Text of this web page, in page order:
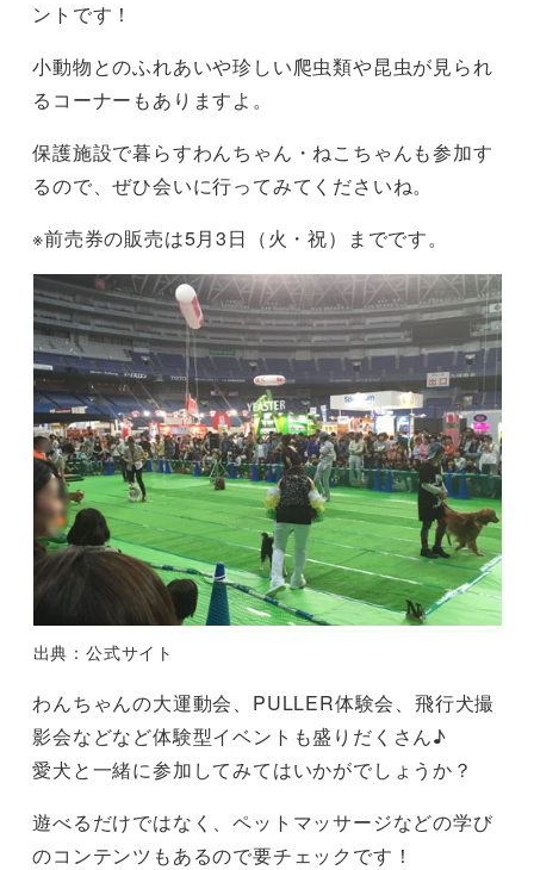
ントです！
小動物とのふれあいや珍しい爬虫類や昆虫が見られ
るコーナーもありますよ。
保護施設で暮らすわんちゃん・ねこちゃんも参加す
るので、ぜひ会いに行ってみてくださいね。
※前売券の販売は5月3日（火・祝）までです。
出典：公式サイト
わんちゃんの大運動会、PULLER体験会、飛行犬撮
影会などなど体験型イベントも盛りだくさん♪
愛犬と一緒に参加してみてはいかがでしょうか？
遊べるだけではなく、ペットマッサージなどの学び
のコンテンツもあるので要チェックです！